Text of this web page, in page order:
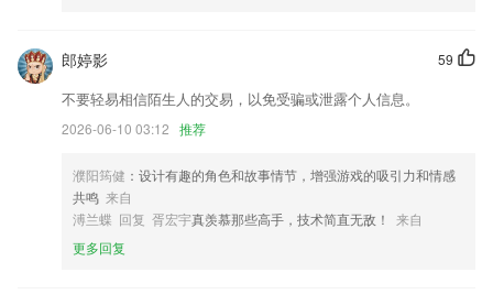
应用商店进行打分评论，说出您的使用经历，以帮助我们更好的对产品进
行优化修改。
59
郎婷影
不要轻易相信陌生人的交易，以免受骗或泄露个人信息。
2026-06-10 03:12 推荐
濮阳筠健 ：设计有趣的角色和故事情节，增强游戏的吸引力和情感
共鸣 来自
溥兰蝶 回复 胥宏宇真羡慕那些高手，技术简直无敌！
来自
更多回复